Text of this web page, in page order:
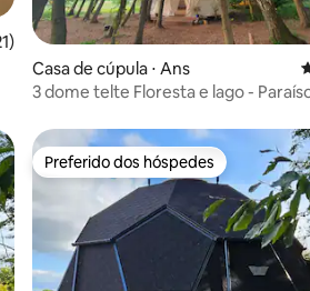
avaliação média de 5, 21 avaliações
Casa de cúpula ⋅ Ans
3 dome telte Floresta e lago -
Preferido dos hóspedes
Preferido dos hóspedes